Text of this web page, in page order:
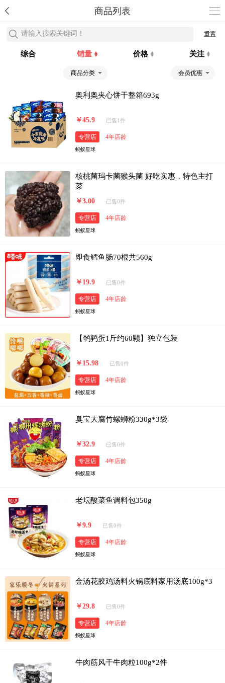
商品列表
请输入搜索关键词！ 重置
综合 销量 价格 关注
商品分类 会员优惠
奥利奥夹心饼干整箱693g
￥45.9 已售1件
专营店 4年店龄
蚂蚁星球
核桃菌玛卡菌猴头菌 好吃实惠，特色主打
菜
￥3.00 已售0件
专营店 4年店龄
蚂蚁星球
即食鳕鱼肠70根共560g
￥19.9 已售0件
专营店 4年店龄
蚂蚁星球
【鹌鹑蛋1斤约60颗】独立包装
￥15.98 已售0件
专营店 4年店龄
蚂蚁星球
臭宝大腐竹螺蛳粉330g*3袋
￥32.9 已售0件
专营店 4年店龄
蚂蚁星球
老坛酸菜鱼调料包350g
￥9.9 已售0件
专营店 4年店龄
蚂蚁星球
金汤花胶鸡汤料火锅底料家用汤底100g*3
￥29.8 已售0件
专营店 4年店龄
蚂蚁星球
牛肉筋风干牛肉粒100g*2件